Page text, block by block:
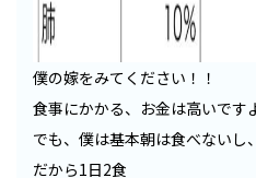
僕の嫁をみてください！！
食事にかかる、お金は高いです
でも、僕は基本朝は食べないし
だから1日2食